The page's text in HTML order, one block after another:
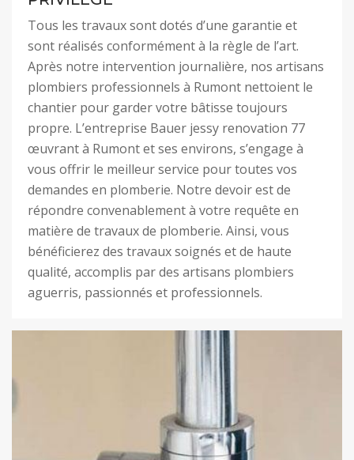
Tous les travaux sont dotés d’une garantie et
sont réalisés conformément à la règle de l’art.
Après notre intervention journalière, nos artisans
plombiers professionnels à Rumont nettoient le
chantier pour garder votre bâtisse toujours
propre. L’entreprise Bauer jessy renovation 77
œuvrant à Rumont et ses environs, s’engage à
vous offrir le meilleur service pour toutes vos
demandes en plomberie. Notre devoir est de
répondre convenablement à votre requête en
matière de travaux de plomberie. Ainsi, vous
bénéficierez des travaux soignés et de haute
qualité, accomplis par des artisans plombiers
aguerris, passionnés et professionnels.